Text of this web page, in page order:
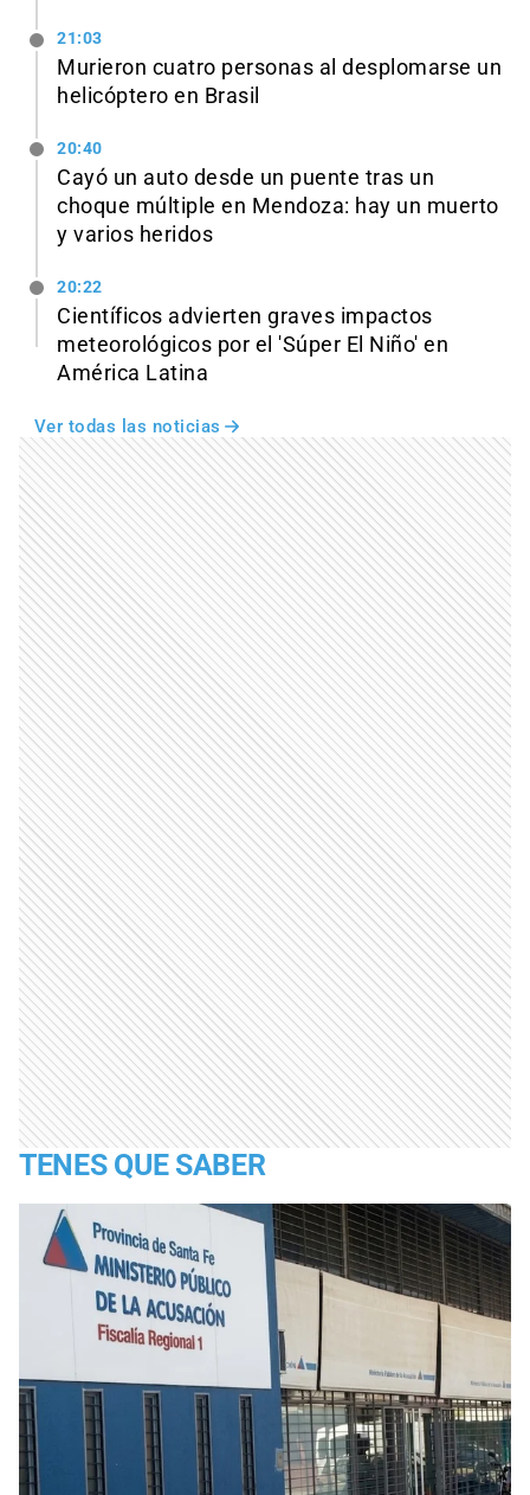
21:03
Murieron cuatro personas al desplomarse un
helicóptero en Brasil
20:40
Cayó un auto desde un puente tras un
choque múltiple en Mendoza: hay un muerto
y varios heridos
20:22
Científicos advierten graves impactos
meteorológicos por el 'Súper El Niño' en
América Latina
Ver todas las noticias
TENES QUE SABER